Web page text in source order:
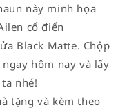
này minh họa
cổ điển
Black Matte. Chộp
hôm nay và lấy
nhé!
tặng và kèm theo